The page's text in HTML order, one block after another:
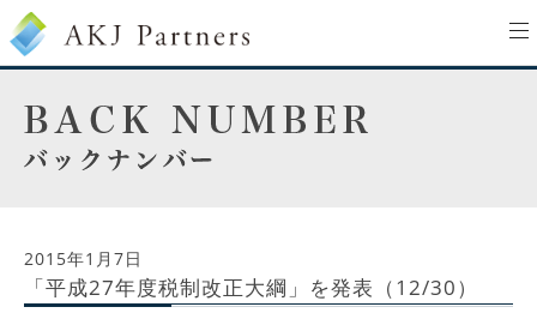
2015年1月7日
「平成27年度税制改正大綱」を発表（12/30）